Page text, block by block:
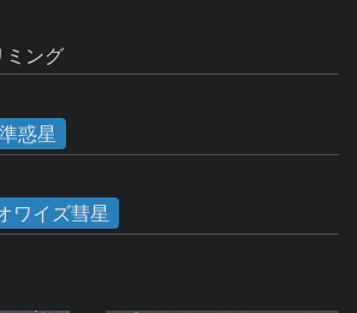
ミング
惑星
ワイズ彗星